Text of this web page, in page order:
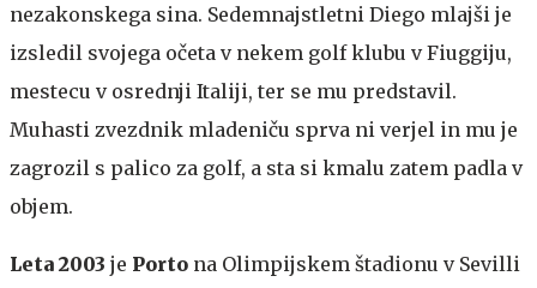
nezakonskega sina. Sedemnajstletni Diego mlajši je
izsledil svojega očeta v nekem golf klubu v Fiuggiju,
mestecu v osrednji Italiji, ter se mu predstavil.
Muhasti zvezdnik mladeniču sprva ni verjel in mu je
zagrozil s palico za golf, a sta si kmalu zatem padla v
objem.
Leta 2003 je Porto na Olimpijskem štadionu v Sevilli